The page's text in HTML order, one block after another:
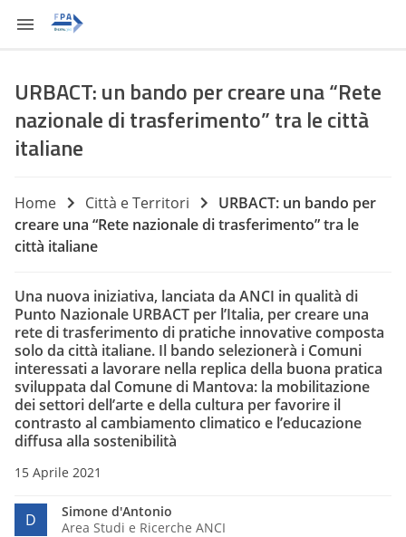
URBACT: un bando per creare una “Rete
nazionale di trasferimento” tra le città
italiane
Home Città e Territori
URBACT: un bando per
creare una “Rete nazionale di trasferimento” tra le
città italiane
Una nuova iniziativa, lanciata da ANCI in qualità di
Punto Nazionale URBACT per l’Italia, per creare una
rete di trasferimento di pratiche innovative composta
solo da città italiane. Il bando selezionerà i Comuni
interessati a lavorare nella replica della buona pratica
sviluppata dal Comune di Mantova: la mobilitazione
dei settori dell’arte e della cultura per favorire il
contrasto al cambiamento climatico e l’educazione
diffusa alla sostenibilità
15 Aprile 2021
D
Simone d'Antonio
Area Studi e Ricerche ANCI